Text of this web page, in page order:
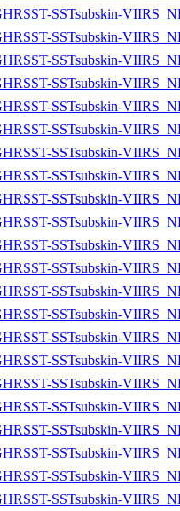
SSTsubskin-
SSTsubskin-
SSTsubskin-
SSTsubskin-
SSTsubskin-
SSTsubskin-
SSTsubskin-
SSTsubskin-
SSTsubskin-
SSTsubskin-
SSTsubskin-
SSTsubskin-
SSTsubskin-
SSTsubskin-
SSTsubskin-
SSTsubskin-
SSTsubskin-
SSTsubskin-
SSTsubskin-
SSTsubskin-
SSTsubskin-
SSTsubskin-